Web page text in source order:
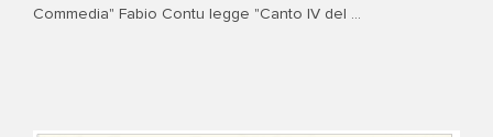
Commedia" Fabio Contu legge "Canto IV del ...